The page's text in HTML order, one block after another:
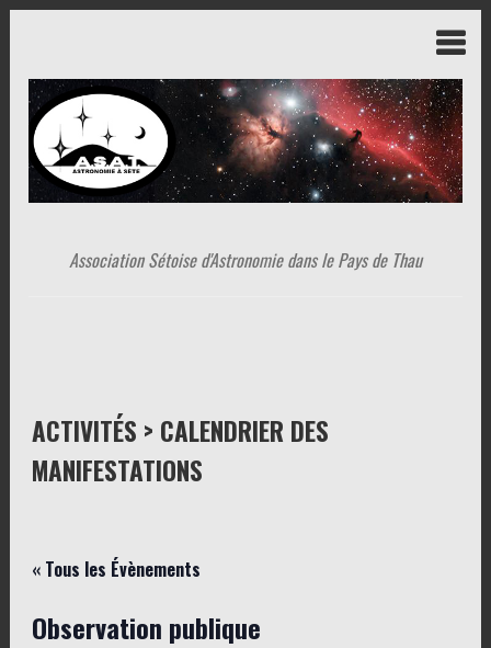
Association Sétoise d'Astronomie dans le Pays de Thau
ACTIVITÉS > CALENDRIER DES
MANIFESTATIONS
« Tous les Évènements
Observation publique